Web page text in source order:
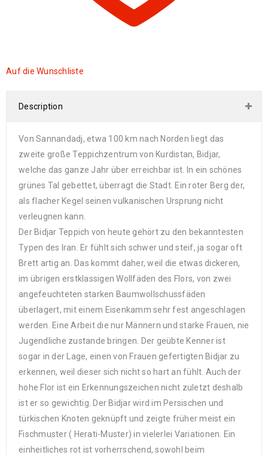
Auf die Wunschliste
Description
Von Sannandadj, etwa 100 km nach Norden liegt das
zweite große Teppichzentrum von Kurdistan, Bidjar,
welche das ganze Jahr über erreichbar ist. In ein schönes
grünes Tal gebettet, überragt die Stadt. Ein roter Berg der,
als flacher Kegel seinen vulkanischen Ursprung nicht
verleugnen kann.
Der Bidjar Teppich von heute gehört zu den bekanntesten
Typen des Iran. Er fühlt sich schwer und steif, ja sogar oft
Brett artig an. Das kommt daher, weil die etwas dickeren,
im übrigen erstklassigen Wollfäden des Flors, von zwei
angefeuchteten starken Baumwollschussfäden
überlagert, mit einem Eisenkamm sehr fest angeschlagen
werden. Eine Arbeit die nur Männern und starke Frauen, nie
Jugendliche zustande bringen. Der geübte Kenner ist
sogar in der Lage, einen von Frauen gefertigten Bidjar zu
erkennen, weil dieser sich nicht so hart an fühlt. Auch der
hohe Flor ist ein Erkennungszeichen nicht zuletzt deshalb
ist er so gewichtig. Der Bidjar wird im Persischen und
türkischen Knoten geknüpft und zeigte früher meist ein
Fischmuster ( Herati-Muster) in vielerlei Variationen. Ein
einheitliches rot ist vorherrschend, sowohl beim